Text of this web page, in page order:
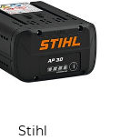
Stihl